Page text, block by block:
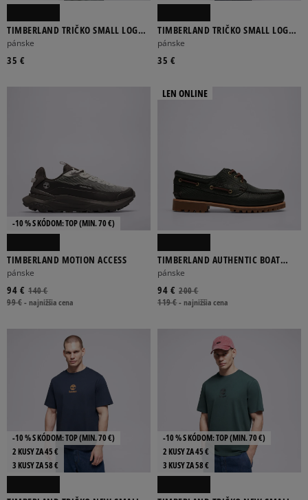
TIMBERLAND TRIČKO SMALL LOGO
PRINT TEE
pánske
35 €
TIMBERLAND TRIČKO SMALL LOGO
PRINT TEE
pánske
35 €
-10 % S KÓDOM: TOP (MIN. 70 €)
TIMBERLAND MOTION ACCESS
pánske
140 €
94 €
99 €-najnižšia cena
LEN ONLINE
TIMBERLAND AUTHENTIC BOAT
SHOE
pánske
200 €
94 €
119 €-najnižšia cena
-10 % S KÓDOM: TOP (MIN. 70 €)
2 KUSY ZA 45 €
3 KUSY ZA 58 €
-10 % S KÓDOM: TOP (MIN. 70 €)
2 KUSY ZA 45 €
3 KUSY ZA 58 €